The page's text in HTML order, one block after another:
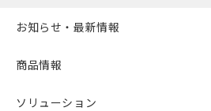
お知らせ・最新情報
商品情報
ソリューション